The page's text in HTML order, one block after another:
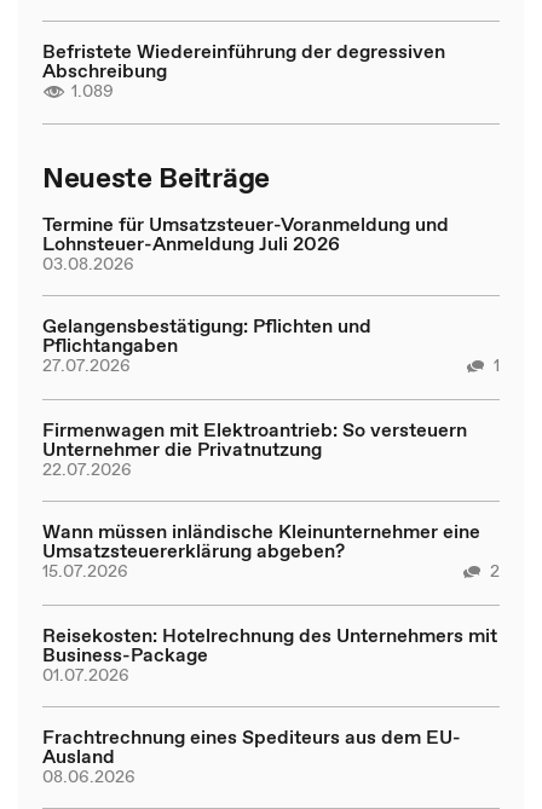
Befristete Wiedereinführung der degressiven
Abschreibung
1.089
Neueste Beiträge
Termine für Umsatzsteuer-Voranmeldung und
Lohnsteuer-Anmeldung Juli 2026
03.08.2026
Gelangensbestätigung: Pflichten und
Pflichtangaben
27.07.2026 1
Firmenwagen mit Elektroantrieb: So versteuern
Unternehmer die Privatnutzung
22.07.2026
Wann müssen inländische Kleinunternehmer eine
Umsatzsteuererklärung abgeben?
15.07.2026 2
Reisekosten: Hotelrechnung des Unternehmers mit
Business-Package
01.07.2026
Frachtrechnung eines Spediteurs aus dem EU-
Ausland
08.06.2026